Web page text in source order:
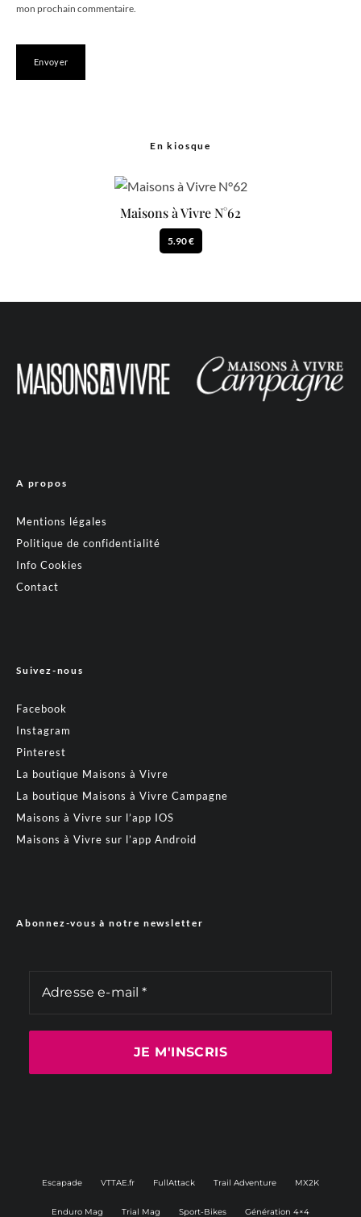
mon prochain commentaire.
En kiosque
Maisons à Vivre N°62
5.90 €
A propos
Mentions légales
Politique de confidentialité
Info Cookies
Contact
Suivez-nous
Facebook
Instagram
Pinterest
La boutique Maisons à Vivre
La boutique Maisons à Vivre Campagne
Maisons à Vivre sur l’app IOS
Maisons à Vivre sur l’app Android
Abonnez-vous à notre newsletter
Escapade VTTAE.fr FullAttack Trail Adventure MX2K
Enduro Mag Trial Mag Sport-Bikes Génération 4×4